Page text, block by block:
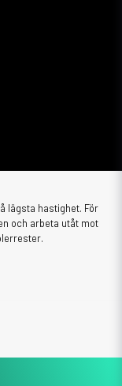
lägsta hastighet. För
och arbeta utåt mot